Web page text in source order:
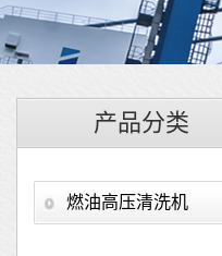
产品分类
燃油高压清洗机